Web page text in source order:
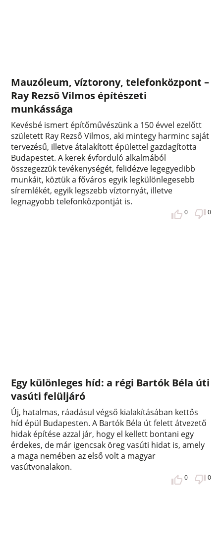
Mauzóleum, víztorony, telefonközpont –
Ray Rezső Vilmos építészeti
munkássága
Kevésbé ismert építőművészünk a 150 évvel ezelőtt
született Ray Rezső Vilmos, aki mintegy harminc saját
tervezésű, illetve átalakított épülettel gazdagította
Budapestet. A kerek évforduló alkalmából
összegezzük tevékenységét, felidézve legegyedibb
munkáit, köztük a főváros egyik legkülönlegesebb
síremlékét, egyik legszebb víztornyát, illetve
legnagyobb telefonközpontját is.
0 0
Egy különleges híd: a régi Bartók Béla úti
vasúti felüljáró
Új, hatalmas, ráadásul végső kialakításában kettős
híd épül Budapesten. A Bartók Béla út felett átvezető
hidak építése azzal jár, hogy el kellett bontani egy
érdekes, de már igencsak öreg vasúti hidat is, amely
a maga nemében az első volt a magyar
vasútvonalakon.
0 0